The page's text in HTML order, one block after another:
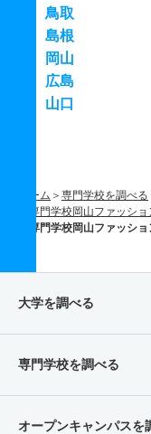
鳥取
島根
岡山
広島
山口
ホーム 専門学校を調べる
専門学校岡山ファッシ
専門学校岡山ファッシ
大学を調べる
専門学校を調べる
オープンキャンパスを